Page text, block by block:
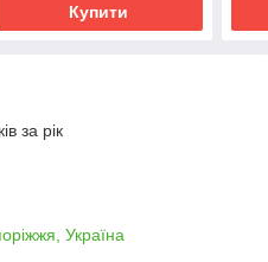
Купити
за рік
Україна